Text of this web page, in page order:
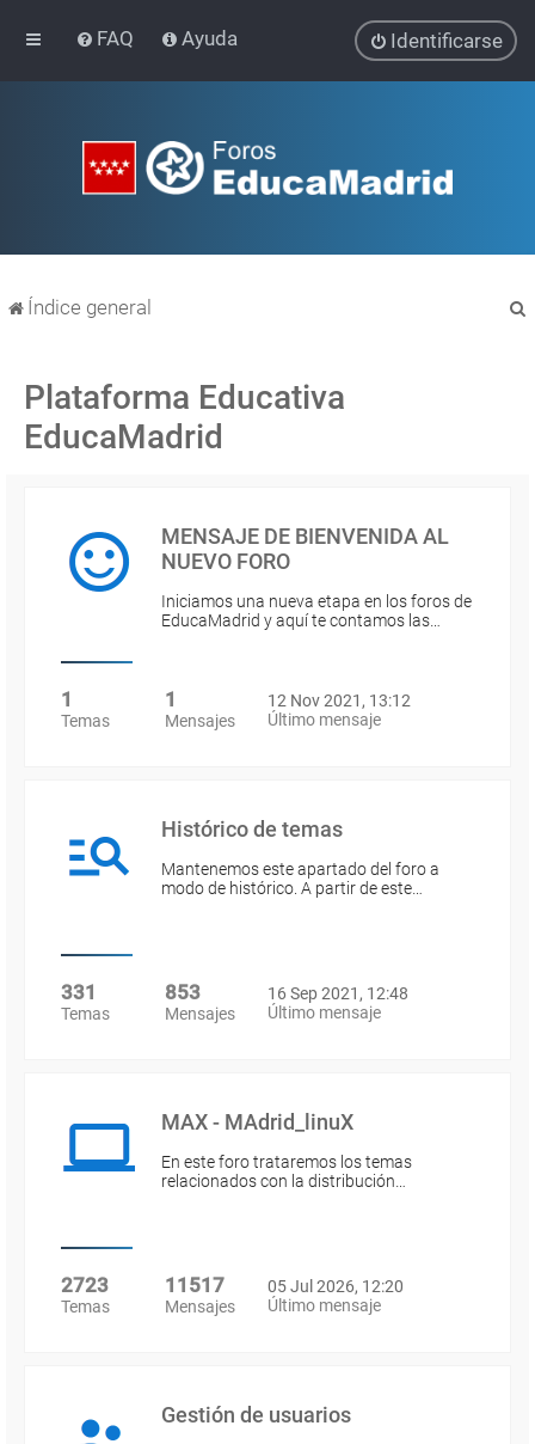
FAQ Ayuda Identificarse
Índice general
Plataforma Educativa
EducaMadrid
MENSAJE DE BIENVENIDA AL
NUEVO FORO
Iniciamos una nueva etapa en los foros de
EducaMadrid y aquí te contamos las…
1
Temas
1
Mensajes
12 Nov 2021, 13:12
Último mensaje
Histórico de temas
Mantenemos este apartado del foro a
modo de histórico. A partir de este…
331
Temas
853
Mensajes
16 Sep 2021, 12:48
Último mensaje
MAX - MAdrid_linuX
En este foro trataremos los temas
relacionados con la distribución…
2723
Temas
11517
Mensajes
05 Jul 2026, 12:20
Último mensaje
Gestión de usuarios